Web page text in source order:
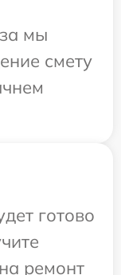
мы
смету
готово
ремонт